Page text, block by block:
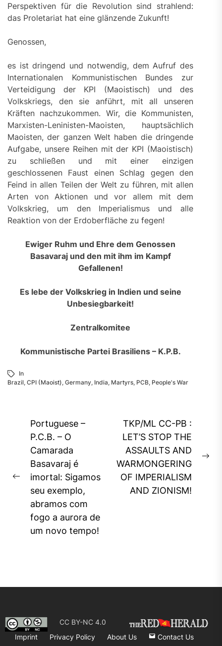
Perspektiven für die Revolution sind strahlend:
das Proletariat hat eine glänzende Zukunft!
Genossen,
es ist dringend und notwendig, dem Aufruf des
Internationalen Kommunistischen Bundes zur
Verteidigung der KPI (Maoistisch) und des
Volkskriegs, den sie anführt, mit all unseren
Kräften nachzukommen. Wir, die Kommunisten,
Marxisten-Leninisten-Maoisten, hauptsächlich
Maoisten, der ganzen Welt haben die dringende
Aufgabe, unsere Reihen mit der KPI (Maoistisch)
zu schließen und mit einer einzigen
geschlossenen Faust einen Schlag gegen den
Feind in allen Teilen der Welt zu führen, mit allen
Arten von Aktionen und vor allem mit dem
Volkskrieg, um den Imperialismus und alle
Reaktion von der Erdoberfläche zu fegen!
Ewiger Ruhm und Ehre dem Genossen
Basavaraj und den mit ihm im Kampf
Gefallenen!
Es lebe der Volkskrieg in Indien und seine
Unbesiegbarkeit!
Zentralkomitee
Kommunistische Partei Brasiliens – K.P.B.
In
Brazil, CPI (Maoist), Germany, India, Martyrs, PCB, People's War
Post
navigation
Previous
post:
Portuguese –
P.C.B. – O
Camarada
Basavaraj é
imortal: Sigamos
seu exemplo,
abramos com
fogo a aurora de
um novo tempo!
TKP/ML CC-PB :
LET’S STOP THE
ASSAULTS AND
WARMONGERING
OF IMPERIALISM
AND ZIONISM!
CC BY-NC 4.0
Imprint
Privacy Policy About Us Contact Us